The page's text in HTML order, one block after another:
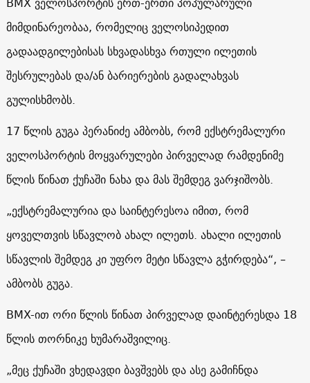
მიმდინარეობაა, რომელიც ველოსიპედით
გადაადგილებისას სხვადასხვა რთული ილეთის
შესრულებას და/ან ბარიერების გადალახვას
გულისხმობს.
17 წლის გუგა პერანიძე ამბობს, რომ ექსტრემალური
ველოსპორტის მოყვარულები პირველად რამდენიმე
წლის წინათ ქუჩაში ნახა და მას შემდეგ ვარჯიშობს.
„ექსტრემალურია და საინტერესოა იმით, რომ
ყოველთვის სწავლობ ახალ ილეთს. ახალი ილეთის
სწავლის შემდეგ კი უფრო მეტი სწავლა გჭირდება“, –
ამბობს გუგა.
BMX-ით ორი წლის წინათ პირველად დაინტერესდა 18
წლის თორნიკე ხუმარაშვილიც.
„მეც ქუჩაში ვხედავდი ბავშვებს და ასე გამიჩნდა